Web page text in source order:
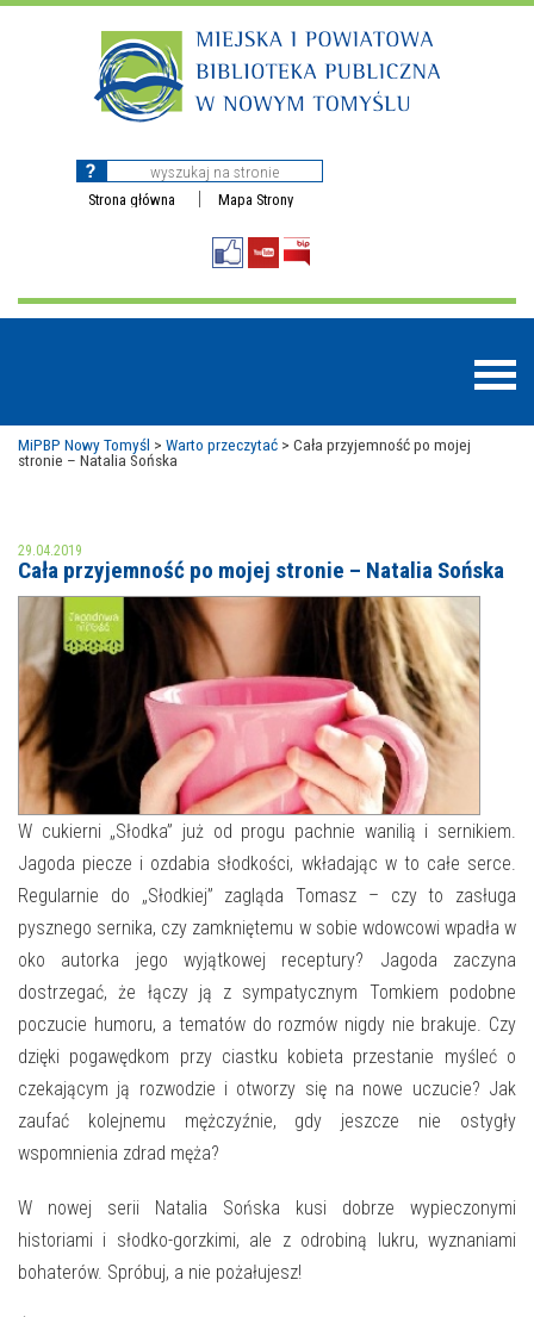
Strona główna Mapa Strony
MOJE KONTO
AKTUALNOŚCI
NAJBLIŻSZE WYDARZENIA
WYDARZENIA BIEŻĄCE
WYDARZYŁO SIĘ
NASZA OFERTA
STREFA WIEDZY O REGIONIE
STREFA KOLORU
FORMY STAŁE
POLECANE STRONY
WYDARZENIA KULTURALNE
FOTO
E-INFORMATOR
O NAS
MiPBP Nowy Tomyśl > Warto przeczytać > Cała przyjemność po mojej
stronie – Natalia Sońska
29.04.2019
Cała przyjemność po mojej stronie – Natalia Sońska
W cukierni „Słodka” już od progu pachnie wanilią i sernikiem.
Jagoda piecze i ozdabia słodkości, wkładając w to całe serce.
Regularnie do „Słodkiej” zagląda Tomasz – czy to zasługa
pysznego sernika, czy zamkniętemu w sobie wdowcowi wpadła w
oko autorka jego wyjątkowej receptury? Jagoda zaczyna
dostrzegać, że łączy ją z sympatycznym Tomkiem podobne
poczucie humoru, a tematów do rozmów nigdy nie brakuje. Czy
dzięki pogawędkom przy ciastku kobieta przestanie myśleć o
czekającym ją rozwodzie i otworzy się na nowe uczucie? Jak
zaufać kolejnemu mężczyźnie, gdy jeszcze nie ostygły
wspomnienia zdrad męża?
W nowej serii Natalia Sońska kusi dobrze wypieczonymi
historiami i słodko-gorzkimi, ale z odrobiną lukru, wyznaniami
bohaterów. Spróbuj, a nie pożałujesz!